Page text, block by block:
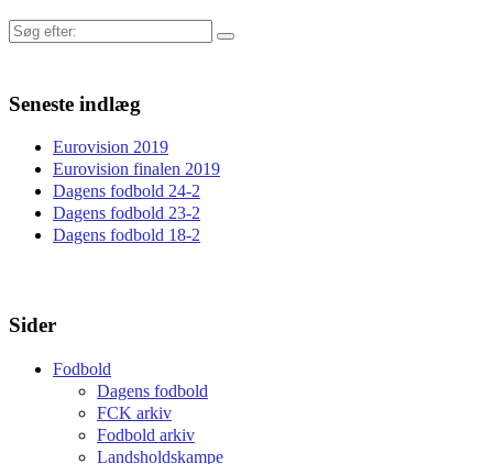
Søg
Seneste indlæg
Eurovision 2019
Eurovision finalen 2019
Dagens fodbold 24-2
Dagens fodbold 23-2
Dagens fodbold 18-2
Sider
Fodbold
Dagens fodbold
FCK arkiv
Fodbold arkiv
Landsholdskampe